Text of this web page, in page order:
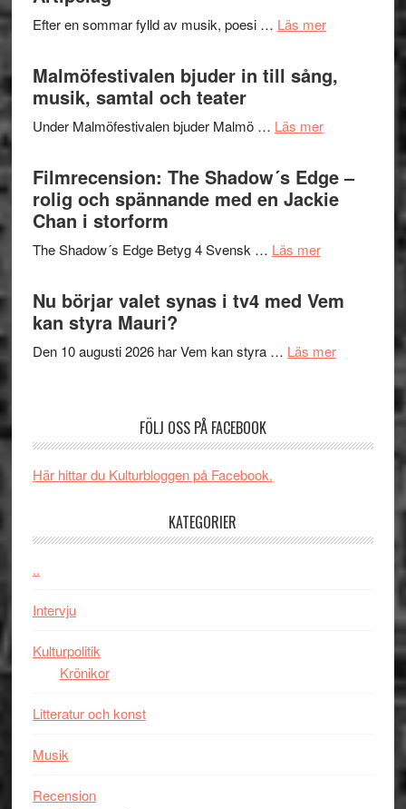
terräng
Efter en sommar fylld av musik, poesi … Läs merom
Hannes
Pöntinen
avslutar
Scensommar
Malmöfestivalen bjuder in till sång,
musik, samtal och teater
Under Malmöfestivalen bjuder Malmö … Läs merom
in
till
och
Filmrecension: The Shadow´s Edge –
rolig och spännande med en Jackie
Chan i storform
The Shadow´s Edge Betyg 4 Svensk … Läs merom
Shadow
Edge
spännande
Nu börjar valet synas i tv4 med Vem
kan styra Mauri?
Den 10 augusti 2026 har Vem kan styra … Läs merom
kan
FÖLJ OSS PÅ FACEBOOK
Här hittar du Kulturbloggen på Facebook.
KATEGORIER
..
Intervju
Kulturpolitik
Krönikor
Litteratur och konst
Musik
Recension